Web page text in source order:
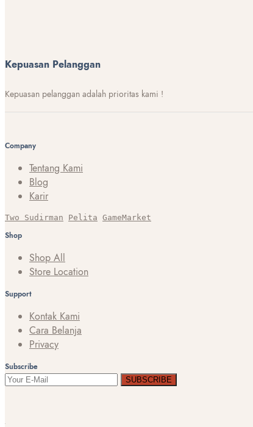
Kepuasan Pelanggan
Kepuasan pelanggan adalah prioritas kami !
Company
Tentang Kami
Blog
Karir
Two Sudirman Pelita GameMarket
Shop
Shop All
Store Location
Support
Kontak Kami
Cara Belanja
Privacy
Subscribe
SUBSCRIBE